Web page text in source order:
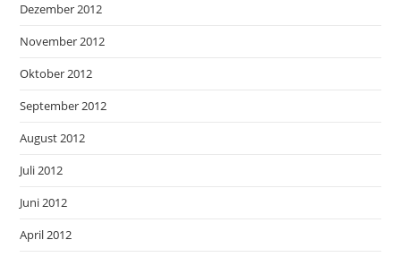
Dezember 2012
November 2012
Oktober 2012
September 2012
August 2012
Juli 2012
Juni 2012
April 2012